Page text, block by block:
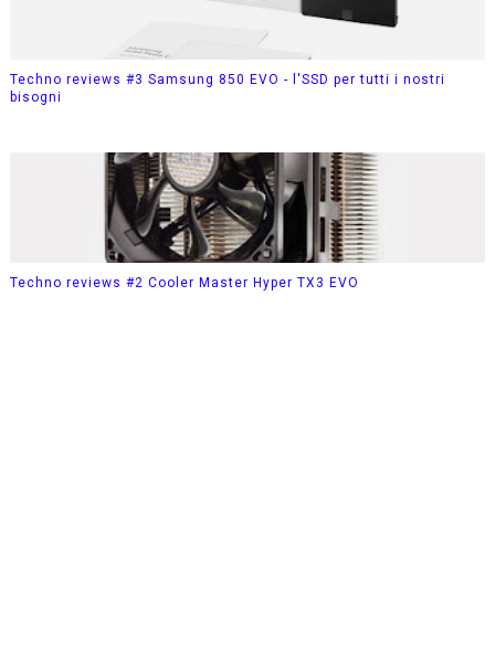
Techno reviews #3 Samsung 850 EVO - l'SSD per tutti i nostri
bisogni
Techno reviews #2 Cooler Master Hyper TX3 EVO